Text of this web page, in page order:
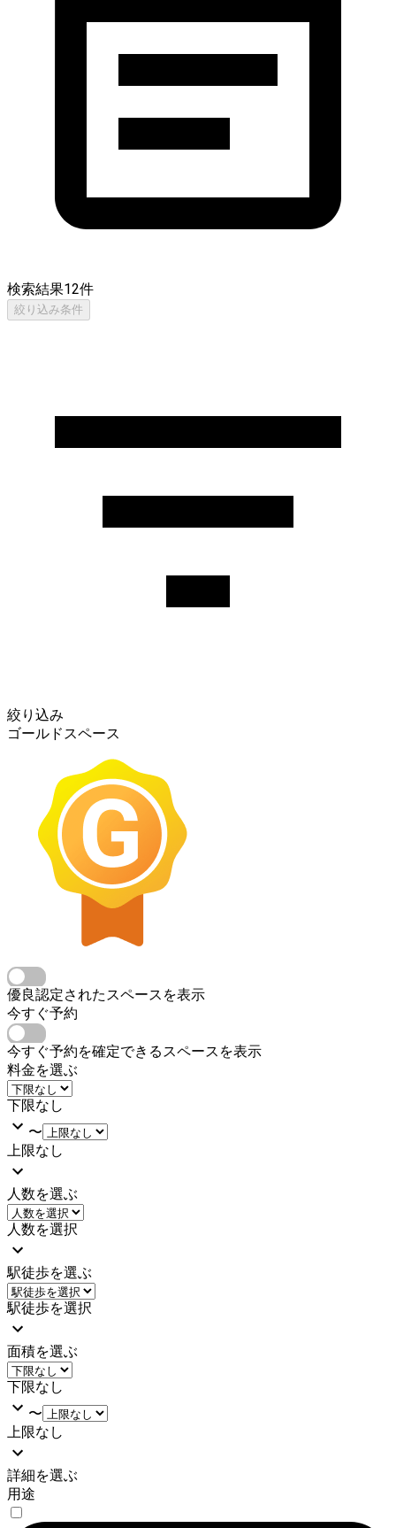
検索結果12件
絞り込み条件
絞り込み
ゴールドスペース
優良認定されたスペースを表示
今すぐ予約
今すぐ予約を確定できるスペースを表示
料金を選ぶ
下限なし
〜
上限なし
人数を選ぶ
人数を選択
駅徒歩を選ぶ
駅徒歩を選択
面積を選ぶ
下限なし
〜
上限なし
詳細を選ぶ
用途